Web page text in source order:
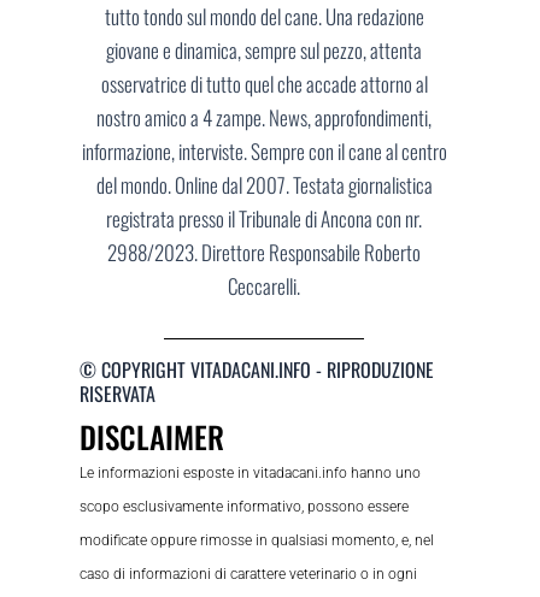
tutto tondo sul mondo del cane. Una redazione
giovane e dinamica, sempre sul pezzo, attenta
osservatrice di tutto quel che accade attorno al
nostro amico a 4 zampe. News, approfondimenti,
informazione, interviste. Sempre con il cane al centro
del mondo. Online dal 2007. Testata giornalistica
registrata presso il Tribunale di Ancona con nr.
2988/2023. Direttore Responsabile Roberto
Ceccarelli.
© COPYRIGHT VITADACANI.INFO - RIPRODUZIONE
RISERVATA
DISCLAIMER
Le informazioni esposte in vitadacani.info hanno uno
scopo esclusivamente informativo, possono essere
modificate oppure rimosse in qualsiasi momento, e, nel
caso di informazioni di carattere veterinario o in ogni